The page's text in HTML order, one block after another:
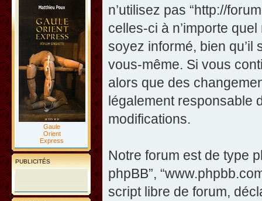
Gaule
Orient
Express
PUBLICITÉS
n’utilisez pas “http://
celles-ci à n’importe
soyez informé, bien
vous-même. Si vous
alors que des
légalement responsable
modifications.
Notre forum est de type
phpBB”,
script libre de forum,